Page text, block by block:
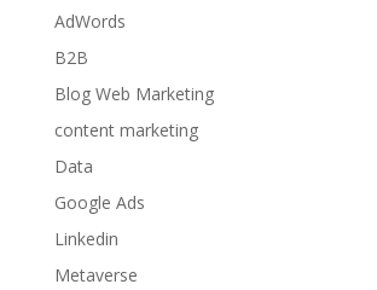
AdWords
B2B
Blog Web Marketing
content marketing
Data
Google Ads
Linkedin
Metaverse